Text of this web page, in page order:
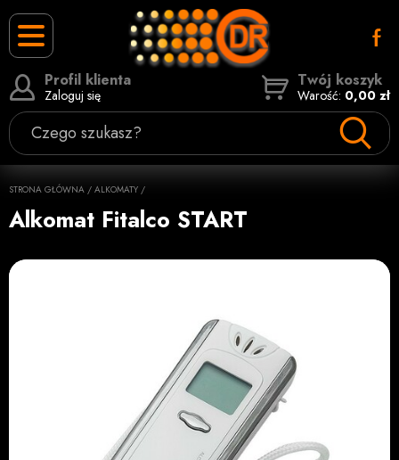
Czego szukasz?
Profil klienta
Zaloguj się
Twój koszyk
Warość: 0,00 zł
STRONA GŁÓWNA / ALKOMATY /
Alkomat Fitalco START